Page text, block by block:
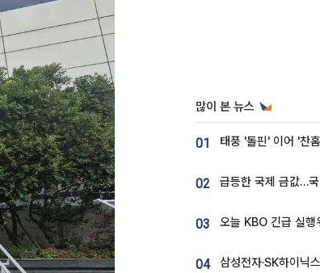
많이 본 뉴스
01
02 급등한 국제 금값…
03
04